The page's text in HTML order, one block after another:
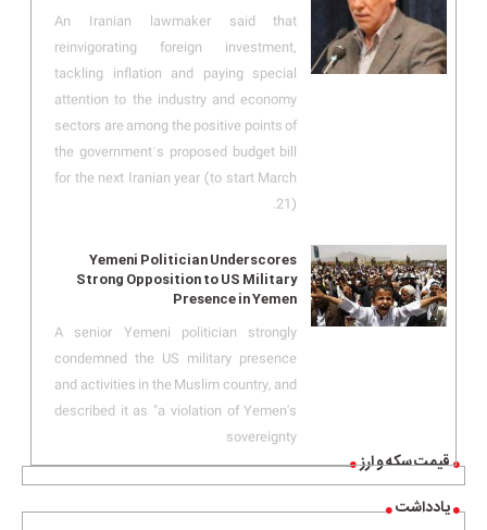
قیمت سکه و ارز
یادداشت
An Iranian lawmaker said that
reinvigorating foreign investment,
tackling inflation and paying special
attention to the industry and economy
sectors are among the positive points of
the governmentˈs proposed budget bill
for the next Iranian year (to start March
21).
Yemeni Politician Underscores
Strong Opposition to US Military
Presence in Yemen
A senior Yemeni politician strongly
condemned the US military presence
and activities in the Muslim country, and
described it as "a violation of Yemen's
sovereignty